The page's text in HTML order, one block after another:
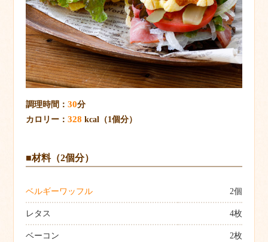
調理時間： 30分
カロリー： 328 kcal（1個分）
■材料（2個分）
ベルギーワッフル 2個
レタス 4枚
ベーコン 2枚